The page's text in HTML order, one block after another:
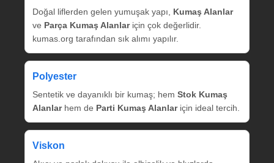
Doğal liflerden gelen yumuşak yapı, Kumaş Alanlar
ve Parça Kumaş Alanlariçin çok değerlidir.
kumas.org tarafından sık alımı yapılır.
Polyester
Sentetik ve dayanıklı bir kumaş; hem Stok Kumaş
Alanlarhem de Parti Kumaş Alanlariçin ideal tercih.
Viskon